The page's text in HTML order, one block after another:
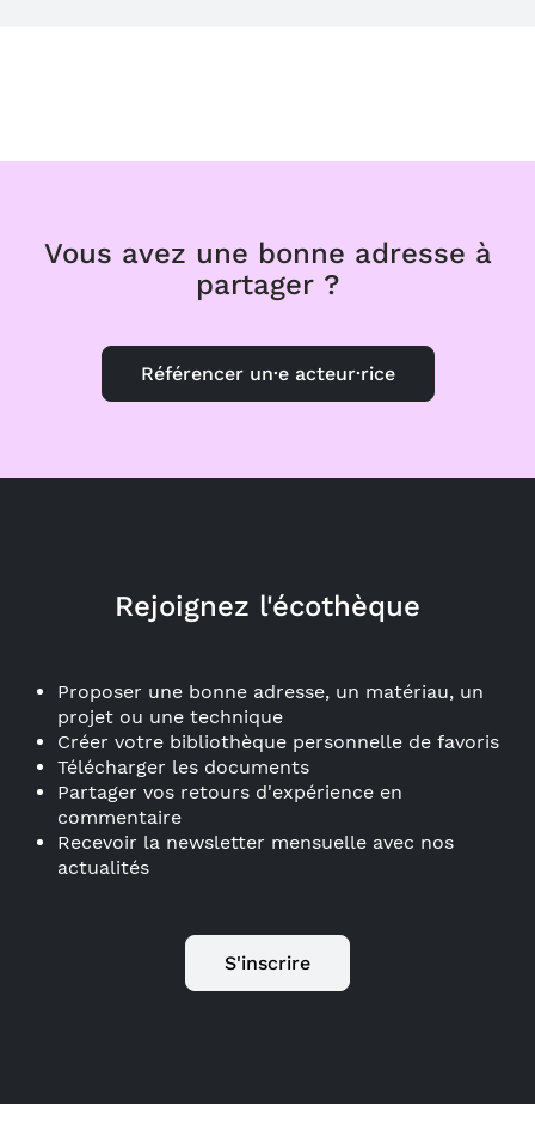
Vous avez une bonne adresse à
partager ?
Référencer un·e acteur·rice
Rejoignez l'écothèque
Proposer une bonne adresse, un matériau, un
projet ou une technique
Créer votre bibliothèque personnelle de favoris
Télécharger les documents
Partager vos retours d'expérience en
commentaire
Recevoir la newsletter mensuelle avec nos
actualités
S'inscrire